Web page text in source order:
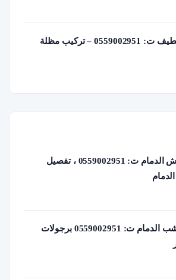
مظلات خرانات القطيف ت: 0559002951 – تركيب مظلة
تركيب مظلات قماش الدمام ت: 0559002951 ، تفصيل
تركيب برجولات خشب الدمام ت: 0559002951 برجولات